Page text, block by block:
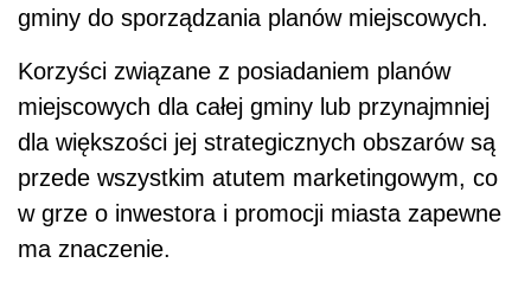
gminy do sporządzania planów miejscowych.
Korzyści związane z posiadaniem planów
miejscowych dla całej gminy lub przynajmniej
dla większości jej strategicznych obszarów są
przede wszystkim atutem marketingowym, co
w grze o inwestora i promocji miasta zapewne
ma znaczenie.